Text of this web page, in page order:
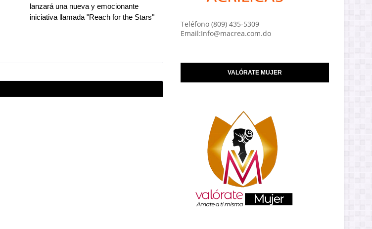
lanzará una nueva y emocionante
iniciativa llamada "Reach for the Stars"
Teléfono (809) 435-5309
Email:Info@macrea.com.do
VALÓRATE MUJER